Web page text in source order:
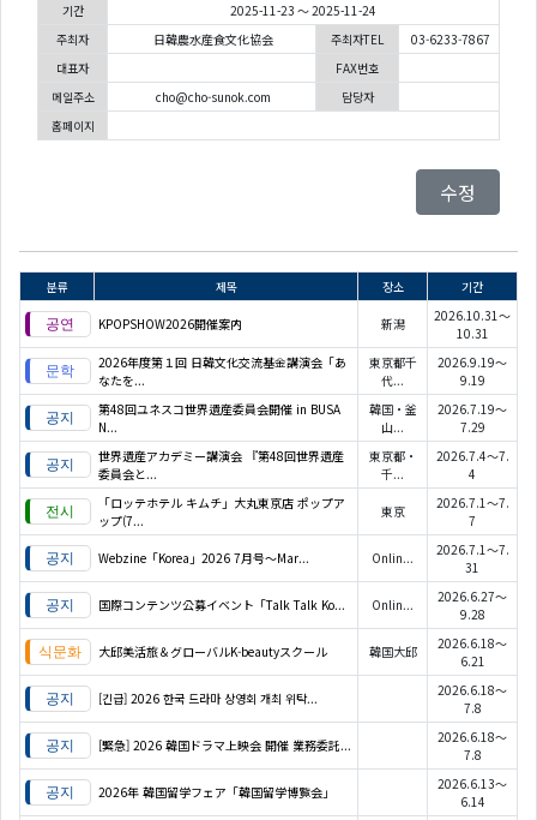
기간
2025-11-23 ～ 2025-11-24
주최자
日韓農水産食文化協会 주최자TEL
03-6233-7867
대표자
FAX번호
메일주소
cho@cho-sunok.com
담당자
홈페이지
수정
분류 제목 장소 기간
KPOPSHOW2026開催案内 新潟
2026.10.31～
10.31
2026年度第１回 日韓文化交流基金講演会「あ
なたを...
東京都千
代...
2026.9.19～
9.19
第48回ユネスコ世界遺産委員会開催 in BUSA
N...
韓国・釜
山...
2026.7.19～
7.29
世界遺産アカデミー講演会 『第48回世界遺産
委員会と...
東京都・
千...
2026.7.4～7.
4
「ロッテホテル キムチ」大丸東京店 ポップア
ップ(7...
東京
2026.7.1～7.
7
Webzine「Korea」2026 7月号～Mar... Onlin...
2026.7.1～7.
31
国際コンテンツ公募イベント「Talk Talk Ko... Onlin...
2026.6.27～
9.28
大邱美活旅＆グローバルK-beautyスクール 韓国大邱
2026.6.18～
6.21
[긴급] 2026 한국 드라마 상영회 개최 위탁...
2026.6.18～
7.8
[緊急] 2026 韓国ドラマ上映会 開催 業務委託...
2026.6.18～
7.8
2026年 韓国留学フェア「韓国留学博覧会」
2026.6.13～
6.14